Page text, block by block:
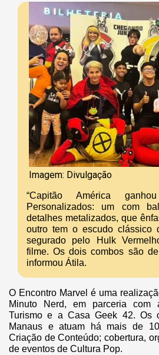
Imagem: Divulgação
“Capitão América
Personalizados: um com
detalhes metalizados, que
outro tem o escudo clássico
segurado pelo Hulk
filme. Os dois combos são
informou Átila.
O Encontro Marvel é uma
Minuto Nerd, em parceria com
Turismo e a Casa Geek 42. Os
Manaus e atuam há mais de
Criação de Conteúdo; cobertura,
de eventos de Cultura Pop.